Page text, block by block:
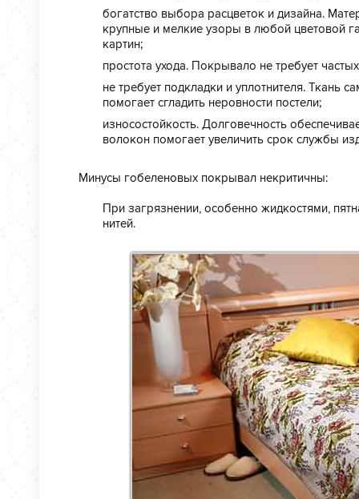
богатство выбора расцветок и дизайна.
крупные и мелкие узоры в любой цветовой
картин;
простота ухода. Покрывало не требует
не требует подкладки и уплотнителя. Ткань
помогает сгладить неровности постели;
износостойкость. Долговечность
волокон помогает увеличить срок службы
Минусы гобеленовых покрывал некритичны:
При загрязнении, особенно жидкостями,
нитей.